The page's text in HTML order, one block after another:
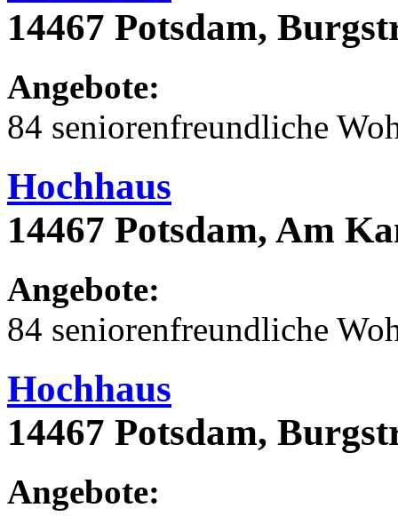
14467 Potsdam,
Angebote:
84 seniorenfreundliche
Hochhaus
14467 Potsdam, Am
Angebote:
84 seniorenfreundliche
Hochhaus
14467 Potsdam,
Angebote: